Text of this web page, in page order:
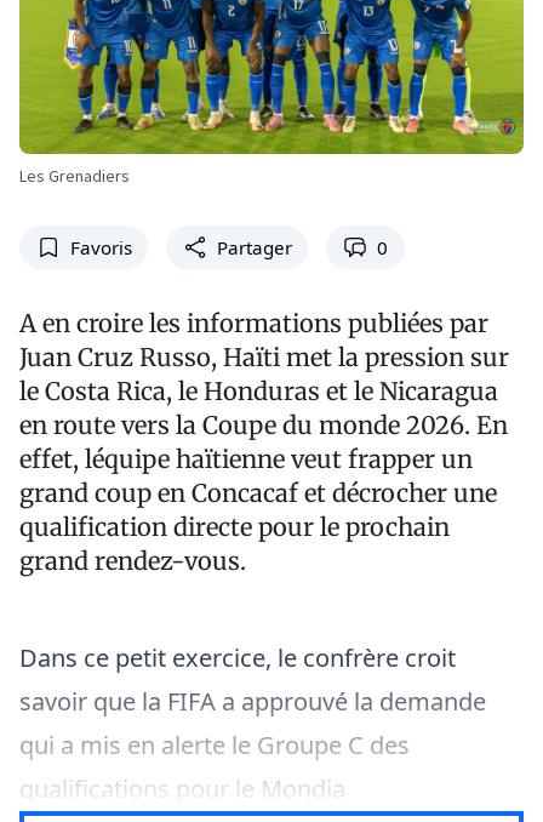
Les Grenadiers
Favoris Partager 0
A en croire les informations publiées par
Juan Cruz Russo, Haïti met la pression sur
le Costa Rica, le Honduras et le Nicaragua
en route vers la Coupe du monde 2026. En
effet, léquipe haïtienne veut frapper un
grand coup en Concacaf et décrocher une
qualification directe pour le prochain
grand rendez-vous.
Dans ce petit exercice, le confrère croit
savoir que la FIFA a approuvé la demande
qui a mis en alerte le Groupe C des
qualifications pour le Mondia